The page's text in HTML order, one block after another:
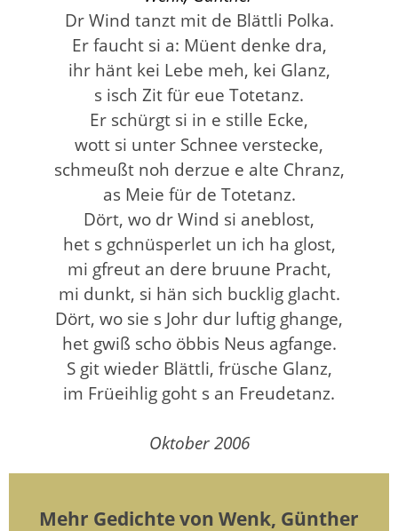
Dr Wind tanzt mit de Blättli Polka.
Er faucht si a: Müent denke dra,
ihr hänt kei Lebe meh, kei Glanz,
s isch Zit für eue Totetanz.
Er schürgt si in e stille Ecke,
wott si unter Schnee verstecke,
schmeußt noh derzue e alte Chranz,
as Meie für de Totetanz.
Dört, wo dr Wind si aneblost,
het s gchnüsperlet un ich ha glost,
mi gfreut an dere bruune Pracht,
mi dunkt, si hän sich bucklig glacht.
Dört, wo sie s Johr dur luftig ghange,
het gwiß scho öbbis Neus agfange.
S git wieder Blättli, früsche Glanz,
im Früeihlig goht s an Freudetanz.
Oktober 2006
Mehr Gedichte von Wenk, Günther